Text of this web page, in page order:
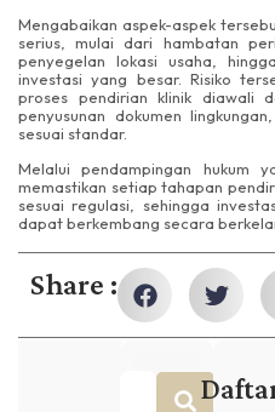
Mengabaikan aspek-aspek
serius, mulai dari hambatan
penyegelan lokasi usaha,
investasi yang besar. Risiko
proses pendirian klinik diawali
penyusunan dokumen
sesuai standar.
Melalui pendampingan hukum
memastikan setiap tahapan
sesuai regulasi, sehingga
dapat berkembang secara
Share :